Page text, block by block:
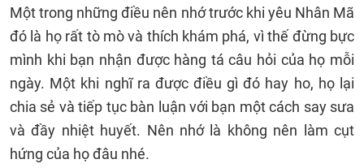
Một trong những điều nên nhớ trước khi yêu Nhân Mã
đó là họ rất tò mò và thích khám phá, vì thế đừng bực
mình khi bạn nhận được hàng tá câu hỏi của họ mỗi
ngày. Một khi nghĩ ra được điều gì đó hay ho, họ lại
chia sẻ và tiếp tục bàn luận với bạn một cách say sưa
và đầy nhiệt huyết. Nên nhớ là không nên làm cụt
hứng của họ đâu nhé.